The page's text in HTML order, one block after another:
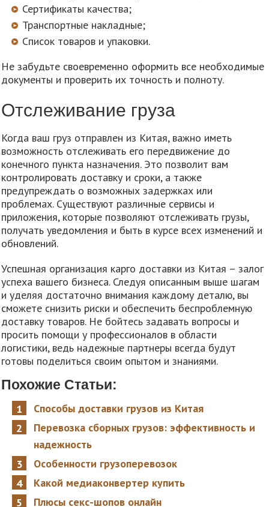
Сертификаты качества;
Транспортные накладные;
Список товаров и упаковки.
Не забудьте своевременно оформить все необходимые
документы и проверить их точность и полноту.
Отслеживание груза
Когда ваш груз отправлен из Китая, важно иметь
возможность отслеживать его передвижение до
конечного пункта назначения. Это позволит вам
контролировать доставку и сроки, а также
предупреждать о возможных задержках или
проблемах. Существуют различные сервисы и
приложения, которые позволяют отслеживать грузы,
получать уведомления и быть в курсе всех изменений и
обновлений.
Успешная организация карго доставки из Китая – залог
успеха вашего бизнеса. Следуя описанным выше шагам
и уделяя достаточно внимания каждому деталю, вы
сможете снизить риски и обеспечить беспроблемную
доставку товаров. Не бойтесь задавать вопросы и
просить помощи у профессионалов в области
логистики, ведь надежные партнеры всегда будут
готовы поделиться своим опытом и знаниями.
Похожие Статьи:
Способы доставки грузов из Китая
Перевозка сборных грузов: эффективность и
надежность
Особенности грузоперевозок
Какой медиаконвертер купить
Плюсы секс-шопов онлайн